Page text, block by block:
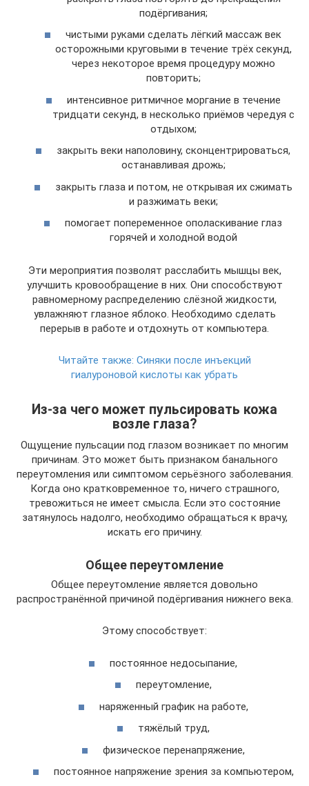
подёргивания;
чистыми руками сделать лёгкий массаж век
осторожными круговыми в течение трёх секунд,
через некоторое время процедуру можно
повторить;
интенсивное ритмичное моргание в течение
тридцати секунд, в несколько приёмов чередуя с
отдыхом;
закрыть веки наполовину, сконцентрироваться,
останавливая дрожь;
закрыть глаза и потом, не открывая их сжимать
и разжимать веки;
помогает попеременное ополаскивание глаз
горячей и холодной водой
Эти мероприятия позволят расслабить мышцы век,
улучшить кровообращение в них. Они способствуют
равномерному распределению слёзной жидкости,
увлажняют глазное яблоко. Необходимо сделать
перерыв в работе и отдохнуть от компьютера.
Читайте также: Синяки после инъекций
гиалуроновой кислоты как убрать
Из-за чего может пульсировать кожа
возле глаза?
Ощущение пульсации под глазом возникает по многим
причинам. Это может быть признаком банального
переутомления или симптомом серьёзного заболевания.
Когда оно кратковременное то, ничего страшного,
тревожиться не имеет смысла. Если это состояние
затянулось надолго, необходимо обращаться к врачу,
искать его причину.
Общее переутомление
Общее переутомление является довольно
распространённой причиной подёргивания нижнего века.
Этому способствует:
постоянное недосыпание,
переутомление,
наряженный график на работе,
тяжёлый труд,
физическое перенапряжение,
постоянное напряжение зрения за компьютером,